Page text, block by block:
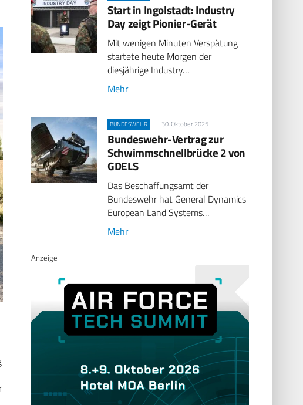
Start in Ingolstadt: Industry
Day zeigt Pionier-Gerät
Mit wenigen Minuten Verspätung
startete heute Morgen der
diesjährige Industry…
Mehr
BUNDESWEHR 30. Oktober 2025
Bundeswehr-Vertrag zur
Schwimmschnellbrücke 2 von
GDELS
Das Beschaffungsamt der
Bundeswehr hat General Dynamics
European Land Systems…
Mehr
Anzeige